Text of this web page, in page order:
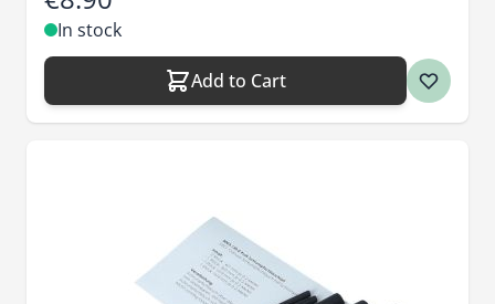
In stock
Add to Cart